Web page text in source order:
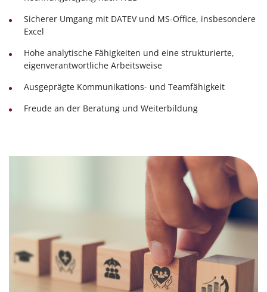
Sicherer Umgang mit DATEV und MS-Office, insbesondere
Excel
Hohe analytische Fähigkeiten und eine strukturierte,
eigenverantwortliche Arbeitsweise
Ausgeprägte Kommunikations- und Teamfähigkeit
Freude an der Beratung und Weiterbildung